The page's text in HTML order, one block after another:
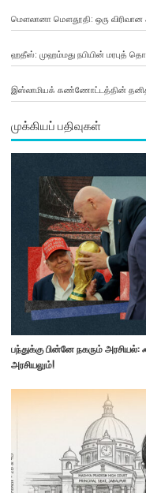
மௌலானா மௌதூதி: ஒரு விரிவான
ஹதீஸ்: முஹம்மது நபியின் மரபுத்
இஸ்லாமியக் கண்ணோட்டத்தின்
முக்கியப் பதிவுகள்
பந்துக்கு பின்னே நகரும்
அரசியலும்!